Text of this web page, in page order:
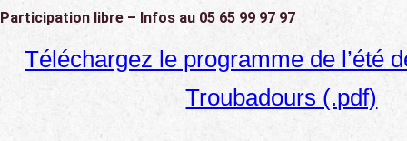
Participation libre – Infos au 05 65 99 97 97
Téléchargez le programme de l’été
Troubadours (.pdf)